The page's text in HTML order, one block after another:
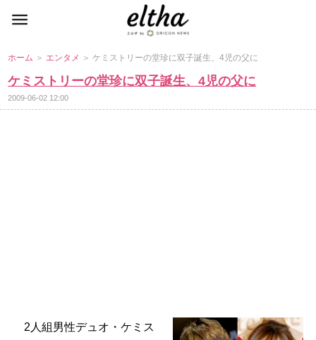
ホーム ＞ エンタメ ＞ ケミストリーの堂珍に双子誕生、4児の父に
ケミストリーの堂珍に双子誕生、4児の父に
2009-06-02 12:00
2人組男性デュオ・ケミス